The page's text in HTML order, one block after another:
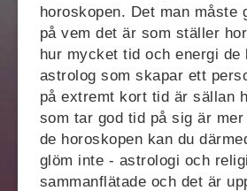
horoskopen. Det man måste
på vem det är som ställer
hur mycket tid och energi de
astrolog som skapar ett
på extremt kort tid är sällan
som tar god tid på sig är mer
de horoskopen kan du
glöm inte - astrologi och
sammanflätade och det är